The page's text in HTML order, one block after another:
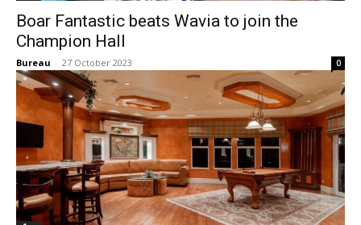
Boar Fantastic beats Wavia to join the
Champion Hall
Bureau - 27 October 2023 0